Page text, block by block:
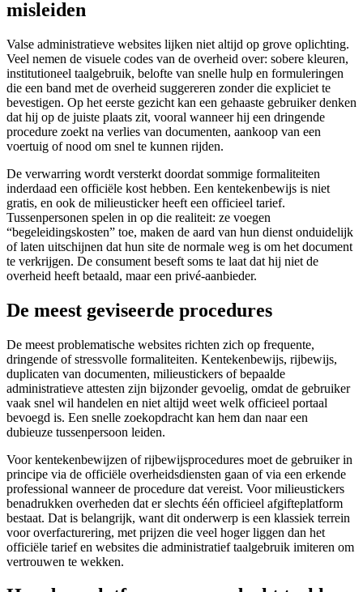
misleiden
Valse administratieve websites lijken niet altijd op grove oplichting.
Veel nemen de visuele codes van de overheid over: sobere kleuren,
institutioneel taalgebruik, belofte van snelle hulp en formuleringen
die een band met de overheid suggereren zonder die expliciet te
bevestigen. Op het eerste gezicht kan een gehaaste gebruiker denken
dat hij op de juiste plaats zit, vooral wanneer hij een dringende
procedure zoekt na verlies van documenten, aankoop van een
voertuig of nood om snel te kunnen rijden.
De verwarring wordt versterkt doordat sommige formaliteiten
inderdaad een officiële kost hebben. Een kentekenbewijs is niet
gratis, en ook de milieusticker heeft een officieel tarief.
Tussenpersonen spelen in op die realiteit: ze voegen
“begeleidingskosten” toe, maken de aard van hun dienst onduidelijk
of laten uitschijnen dat hun site de normale weg is om het document
te verkrijgen. De consument beseft soms te laat dat hij niet de
overheid heeft betaald, maar een privé-aanbieder.
De meest geviseerde procedures
De meest problematische websites richten zich op frequente,
dringende of stressvolle formaliteiten. Kentekenbewijs, rijbewijs,
duplicaten van documenten, milieustickers of bepaalde
administratieve attesten zijn bijzonder gevoelig, omdat de gebruiker
vaak snel wil handelen en niet altijd weet welk officieel portaal
bevoegd is. Een snelle zoekopdracht kan hem dan naar een
dubieuze tussenpersoon leiden.
Voor kentekenbewijzen of rijbewijsprocedures moet de gebruiker in
principe via de officiële overheidsdiensten gaan of via een erkende
professional wanneer de procedure dat vereist. Voor milieustickers
benadrukken overheden dat er slechts één officieel afgifteplatform
bestaat. Dat is belangrijk, want dit onderwerp is een klassiek terrein
voor overfacturering, met prijzen die veel hoger liggen dan het
officiële tarief en websites die administratief taalgebruik imiteren om
vertrouwen te wekken.